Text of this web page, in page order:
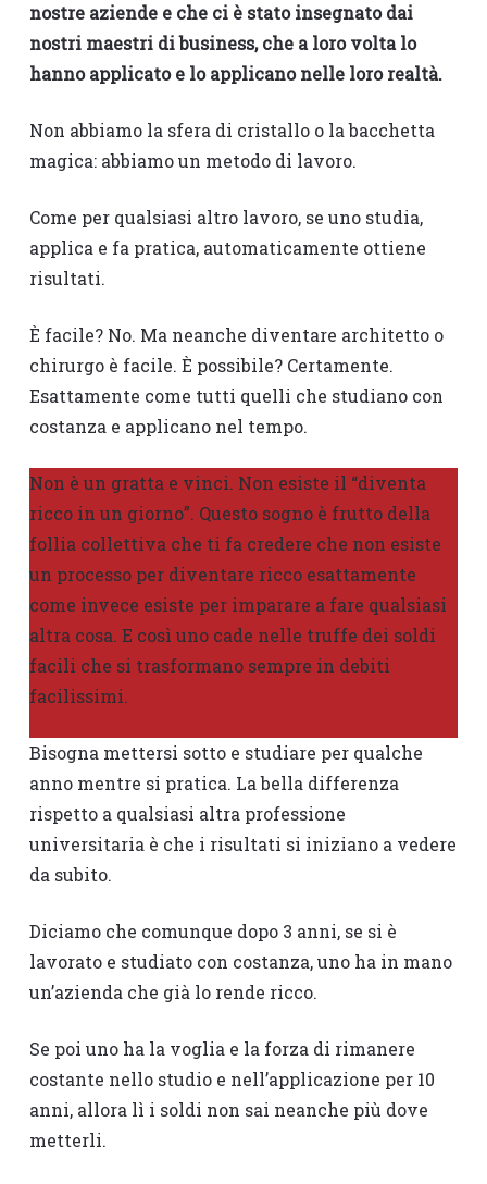
nostre aziende e che ci è stato insegnato dai
nostri maestri di business, che a loro volta lo
hanno applicato e lo applicano nelle loro realtà.
Non abbiamo la sfera di cristallo o la bacchetta
magica: abbiamo un metodo di lavoro.
Come per qualsiasi altro lavoro, se uno studia,
applica e fa pratica, automaticamente ottiene
risultati.
È facile? No. Ma neanche diventare architetto o
chirurgo è facile. È possibile? Certamente.
Esattamente come tutti quelli che studiano con
costanza e applicano nel tempo.
Non è un gratta e vinci. Non esiste il “diventa
ricco in un giorno”. Questo sogno è frutto della
follia collettiva che ti fa credere che non esiste
un processo per diventare ricco esattamente
come invece esiste per imparare a fare qualsiasi
altra cosa. E così uno cade nelle truffe dei soldi
facili che si trasformano sempre in debiti
facilissimi.
Bisogna mettersi sotto e studiare per qualche
anno mentre si pratica. La bella differenza
rispetto a qualsiasi altra professione
universitaria è che i risultati si iniziano a vedere
da subito.
Diciamo che comunque dopo 3 anni, se si è
lavorato e studiato con costanza, uno ha in mano
un’azienda che già lo rende ricco.
Se poi uno ha la voglia e la forza di rimanere
costante nello studio e nell’applicazione per 10
anni, allora lì i soldi non sai neanche più dove
metterli.